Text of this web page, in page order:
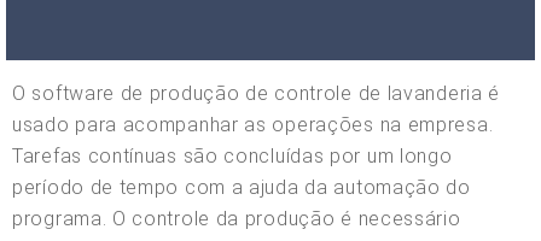
O software de produção de controle de lavanderia é
usado para acompanhar as operações na empresa.
Tarefas contínuas são concluídas por um longo
período de tempo com a ajuda da automação do
programa. O controle da produção é necessário